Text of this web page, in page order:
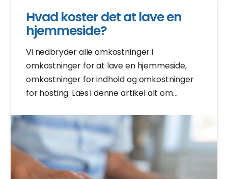
Hvad koster det at lave en
hjemmeside?
Vi nedbryder alle omkostninger i
omkostninger for at lave en hjemmeside,
omkostninger for indhold og omkostninger
for hosting. Læs i denne artikel alt om
hjemmeside.